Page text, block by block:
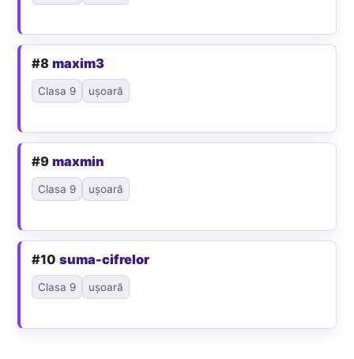
#8maxim3
Clasa 9 ușoară
#9maxmin
Clasa 9 ușoară
#10suma-cifrelor
Clasa 9 ușoară